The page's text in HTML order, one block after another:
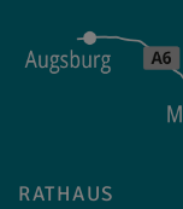
RATHAUS